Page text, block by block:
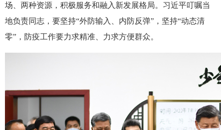
场、两种资源，积极服务和融入新发展格局。习近平叮嘱当
地负责同志，要坚持“外防输入、内防反弹”，坚持“动态清
零”，防疫工作要力求精准、力求方便群众。